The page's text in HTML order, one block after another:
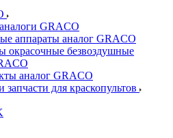
GRACO
аппараты аналог GRACO
окрасочные безвоздушные
аналог GRACO
для краскопультов